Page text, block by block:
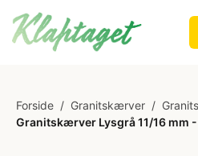
Forside / Granitskærver /
Granitskærver Lysgrå 11/16 mm -